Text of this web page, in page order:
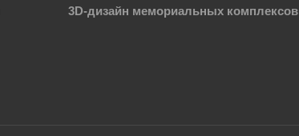
3D-дизайн мемориальных комплексов